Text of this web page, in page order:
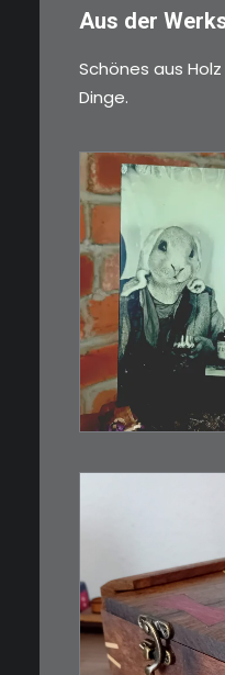
Aus der
Schönes aus
Dinge.
€3,00
Limitierte
Abzug von…
€39,00
Eine kleine,